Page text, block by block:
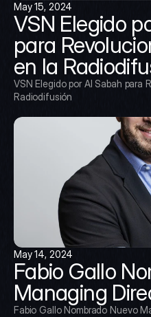
May 15, 2024
VSN Elegido
para
en la
VSN Elegido por Al Sabah para
Radiodifusión
May 14, 2024
Fabio Gallo
Managing
Fabio Gallo Nombrado Nuevo